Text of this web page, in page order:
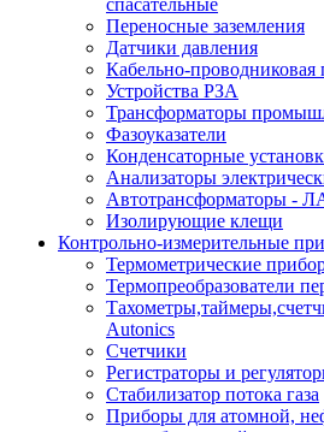
спасательные
Переносные заземления
Датчики давления
Кабельно-проводниковая
Устройства РЗА
Трансформаторы
Фазоуказатели
Конденсаторные
Анализаторы
Автотрансформаторы -
Изолирующие клещи
Контрольно-измерительные
Термометрические
Термопреобразователи
Autonics
Счетчики
Регистраторы и
Стабилизатор потока газа
Приборы для атомной,